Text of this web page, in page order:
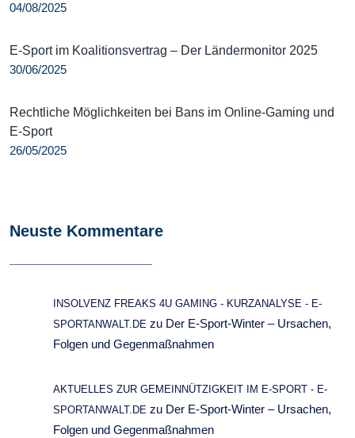
04/08/2025
E-Sport im Koalitionsvertrag – Der Ländermonitor 2025
30/06/2025
Rechtliche Möglichkeiten bei Bans im Online-Gaming und
E-Sport
26/05/2025
Neuste Kommentare
INSOLVENZ FREAKS 4U GAMING - KURZANALYSE - E-
SPORTANWALT.DE zu Der E-Sport-Winter – Ursachen,
Folgen und Gegenmaßnahmen
AKTUELLES ZUR GEMEINNÜTZIGKEIT IM E-SPORT - E-
SPORTANWALT.DE zu Der E-Sport-Winter – Ursachen,
Folgen und Gegenmaßnahmen